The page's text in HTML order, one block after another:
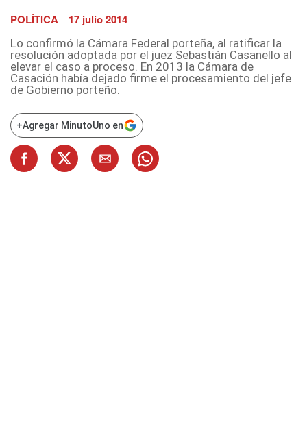
POLÍTICA 17 julio 2014
Lo confirmó la Cámara Federal porteña, al ratificar la
resolución adoptada por el juez Sebastián Casanello al
elevar el caso a proceso. En 2013 la Cámara de
Casación había dejado firme el procesamiento del jefe
de Gobierno porteño.
+Agregar MinutoUno en